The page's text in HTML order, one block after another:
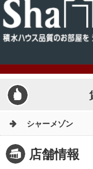
シャーメゾン
店舗情報